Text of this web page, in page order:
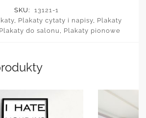
SKU:
13121-1
, Plakaty cytaty i napisy, Plakaty
Plakaty do salonu , Plakaty pionowe